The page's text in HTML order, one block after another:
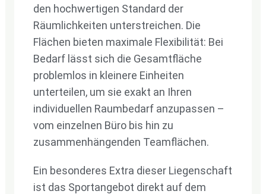
den hochwertigen Standard der
Räumlichkeiten unterstreichen. Die
Flächen bieten maximale Flexibilität: Bei
Bedarf lässt sich die Gesamtfläche
problemlos in kleinere Einheiten
unterteilen, um sie exakt an Ihren
individuellen Raumbedarf anzupassen –
vom einzelnen Büro bis hin zu
zusammenhängenden Teamflächen.
Ein besonderes Extra dieser Liegenschaft
ist das Sportangebot direkt auf dem